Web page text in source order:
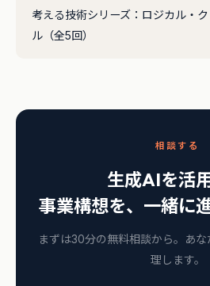
考える技術シリーズ：ロジカル・
ル（全5回）
相談する
生成AIを活
事業構想を、一緒に
まずは30分の無料相談から。あ
理します。